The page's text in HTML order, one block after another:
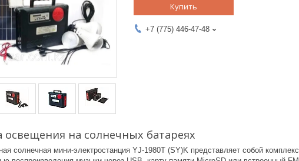
Купить
+7 (775) 446-47-48
освещения на солнечных батареях
солнечная мини-электростанция YJ-1980T (SY)K представляет собой